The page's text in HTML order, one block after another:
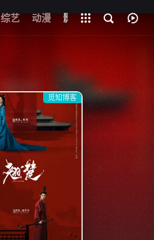
综艺 动漫 影视
全部影片
觅知博客